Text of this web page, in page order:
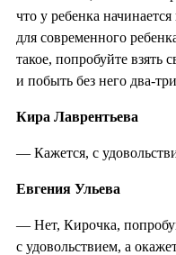
что у ребенка
для современного
такое, попробуйте взять
и побыть без него два-
Кира Лаврентьева
— Кажется, с
Евгения Ульева
— Нет, Кирочка,
с удовольствием, а